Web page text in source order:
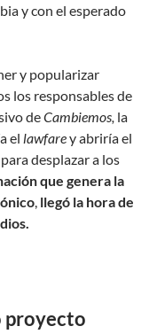
y con el esperado
y popularizar
los responsables de
deCambiemos, la
el lawfarey abriría el
desplazar a los
que genera la
, llegó la hora de
proyecto